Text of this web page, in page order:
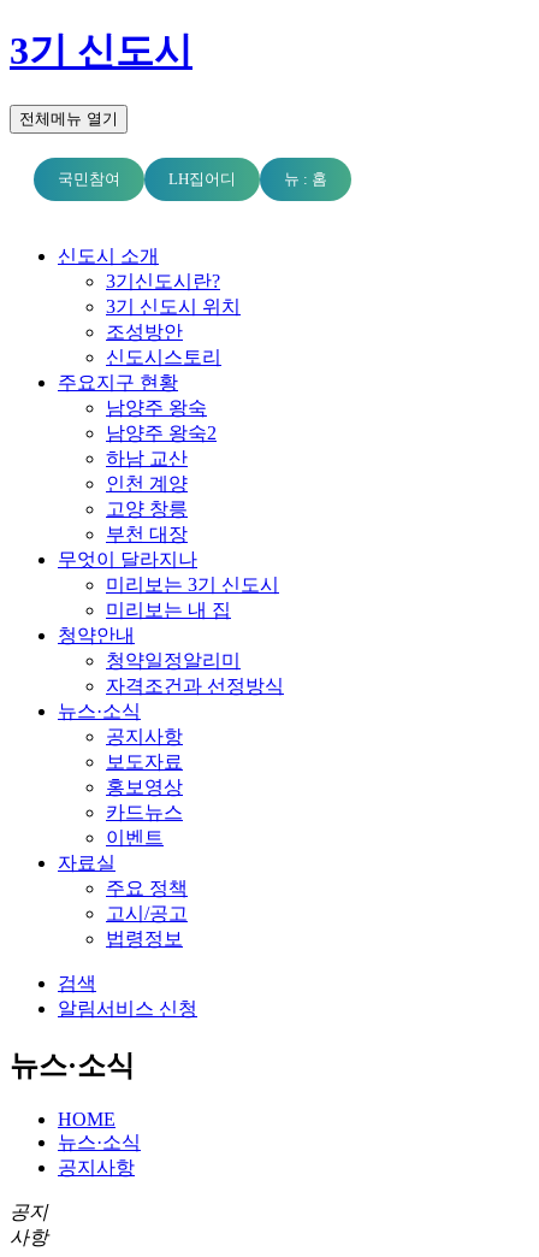
3기 신도시
전체메뉴 열기
국민참여 LH집어디 뉴 : 홈
신도시 소개
3기신도시란?
3기 신도시 위치
조성방안
신도시스토리
주요지구 현황
남양주 왕숙
남양주 왕숙2
하남 교산
인천 계양
고양 창릉
부천 대장
무엇이 달라지나
미리보는 3기 신도시
미리보는 내 집
청약안내
청약일정알리미
자격조건과 선정방식
뉴스·소식
공지사항
보도자료
홍보영상
카드뉴스
이벤트
자료실
주요 정책
고시/공고
법령정보
검색
알림서비스 신청
뉴스·소식
HOME
뉴스·소식
공지사항
공지
사항